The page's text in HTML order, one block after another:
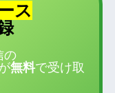
ス
の
無料で受け取